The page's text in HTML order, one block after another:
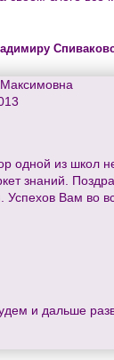
из школ
знаний.
Вам во
и дальше